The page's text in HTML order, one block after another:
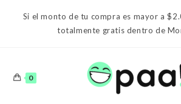
Si el monto de tu compra es mayor a
totalmente gratis dentro de
0